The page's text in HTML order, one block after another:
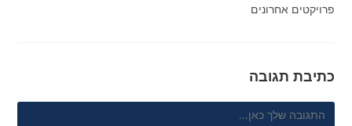
פרויקטים אחרונים
כתיבת תגובה